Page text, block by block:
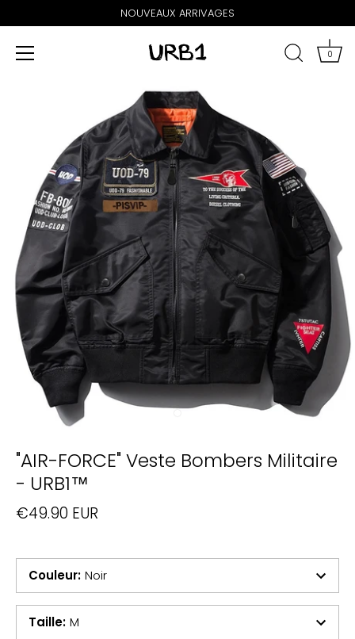
NOUVEAUX ARRIVAGES
0
"AIR-FORCE" Veste Bombers Militaire
- URB1™
€49.90 EUR
Couleur: Noir
Taille: M